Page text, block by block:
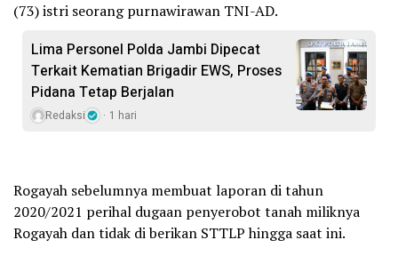
(73) istri seorang purnawirawan TNI-AD.
Lima Personel Polda Jambi Dipecat
Terkait Kematian Brigadir EWS, Proses
Pidana Tetap Berjalan
Redaksi 1 hari
Rogayah sebelumnya membuat laporan di tahun
2020/2021 perihal dugaan penyerobot tanah miliknya
Rogayah dan tidak di berikan STTLP hingga saat ini.